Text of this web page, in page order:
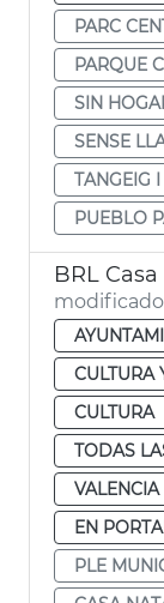
PARC
PARQUE
SIN
SENSE
TANGEIG
PUEBLO
modificado
CULTURA
CULTURA
TODAS
VALENCIA
EN
PLE